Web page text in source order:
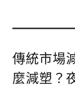
傳統市場
麼減塑？